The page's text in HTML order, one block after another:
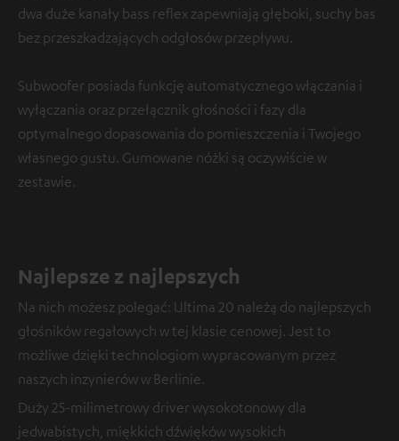
dwa duże kanały bass reflex zapewniają głęboki, suchy bas
bez przeszkadzających odgłosów przepływu.
Subwoofer posiada funkcję automatycznego włączania i
wyłączania oraz przełącznik głośności i fazy dla
optymalnego dopasowania do pomieszczenia i Twojego
własnego gustu. Gumowane nóżki są oczywiście w
zestawie.
Najlepsze z najlepszych
Na nich możesz polegać: Ultima 20 należą do najlepszych
głośników regałowych w tej klasie cenowej. Jest to
możliwe dzięki technologiom wypracowanym przez
naszych inzynierów w Berlinie.
Duży 25-milimetrowy driver wysokotonowy dla
jedwabistych, miękkich dźwięków wysokich